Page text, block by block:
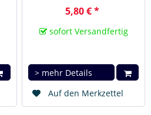
5,80 € *
sofort Versandfertig
> mehr Details
Auf den Merkzettel